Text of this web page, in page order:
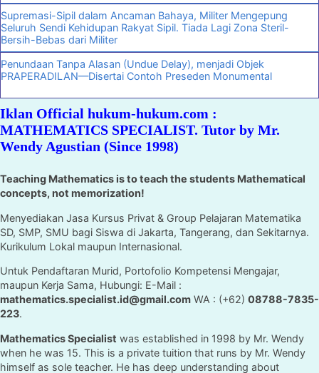
Supremasi-Sipil dalam Ancaman Bahaya, Militer Mengepung
Seluruh Sendi Kehidupan Rakyat Sipil. Tiada Lagi Zona Steril-
Bersih-Bebas dari Militer
Penundaan Tanpa Alasan (Undue Delay), menjadi Objek
PRAPERADILAN—Disertai Contoh Preseden Monumental
Iklan Official hukum-hukum.com :
MATHEMATICS SPECIALIST. Tutor by Mr.
Wendy Agustian (Since 1998)
Teaching Mathematics is to teach the students Mathematical
concepts, not memorization!
Menyediakan Jasa Kursus Privat & Group Pelajaran Matematika
SD, SMP, SMU bagi Siswa di Jakarta, Tangerang, dan Sekitarnya.
Kurikulum Lokal maupun Internasional.
Untuk Pendaftaran Murid, Portofolio Kompetensi Mengajar,
maupun Kerja Sama, Hubungi: E-Mail :
mathematics.specialist.id@gmail.com WA : (+62) 08788-7835-
223.
Mathematics Specialist was established in 1998 by Mr. Wendy
when he was 15. This is a private tuition that runs by Mr. Wendy
himself as sole teacher. He has deep understanding about